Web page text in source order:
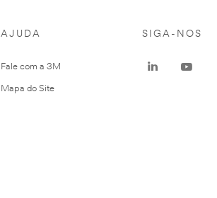
AJUDA
Fale com a 3M
Mapa do Site
SIGA-NOS